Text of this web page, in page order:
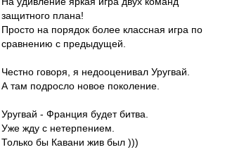
защитного плана!
Просто на порядок более классная игра по
сравнению с предыдущей.
Честно говоря, я недооценивал Уругвай.
А там подросло новое поколение.
Уругвай - Франция будет битва.
Уже жду с нетерпением.
Только бы Кавани жив был )))